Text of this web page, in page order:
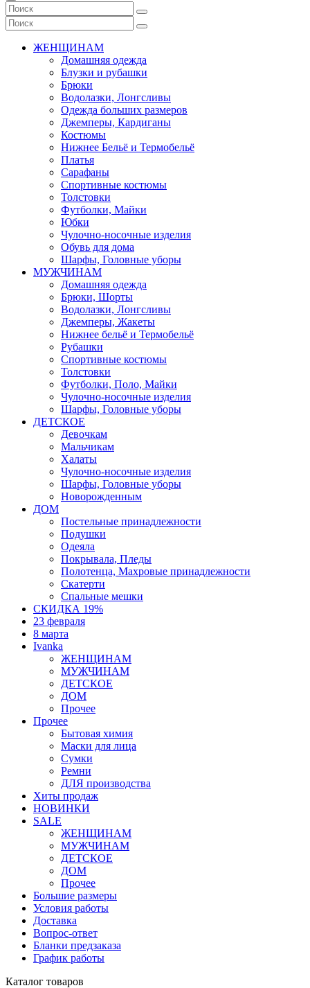
ЖЕНЩИНАМ
Домашняя одежда
Блузки и рубашки
Брюки
Водолазки, Лонгсливы
Одежда больших размеров
Джемперы, Кардиганы
Костюмы
Нижнее Бельё и Термобельё
Платья
Сарафаны
Спортивные костюмы
Толстовки
Футболки, Майки
Юбки
Чулочно-носочные изделия
Обувь для дома
Шарфы, Головные уборы
МУЖЧИНАМ
Домашняя одежда
Брюки, Шорты
Водолазки, Лонгсливы
Джемперы, Жакеты
Нижнее бельё и Термобельё
Рубашки
Спортивные костюмы
Толстовки
Футболки, Поло, Майки
Чулочно-носочные изделия
Шарфы, Головные уборы
ДЕТСКОЕ
Девочкам
Мальчикам
Халаты
Чулочно-носочные изделия
Шарфы, Головные уборы
Новорожденным
ДОМ
Постельные принадлежности
Подушки
Одеяла
Покрывала, Пледы
Полотенца, Махровые принадлежности
Скатерти
Спальные мешки
СКИДКА 19%
23 февраля
8 марта
Ivanka
ЖЕНЩИНАМ
МУЖЧИНАМ
ДЕТСКОЕ
ДОМ
Прочее
Прочее
Бытовая химия
Маски для лица
Сумки
Ремни
ДЛЯ производства
Хиты продаж
НОВИНКИ
SALE
ЖЕНЩИНАМ
МУЖЧИНАМ
ДЕТСКОЕ
ДОМ
Прочее
Большие размеры
Условия работы
Доставка
Вопрос-ответ
Бланки предзаказа
График работы
Каталог товаров